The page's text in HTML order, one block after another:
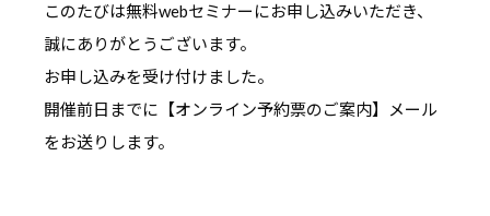
このたびは無料webセミナーにお申し込みいただき、
誠にありがとうございます。
お申し込みを受け付けました。
開催前日までに【オンライン予約票のご案内】メール
をお送りします。